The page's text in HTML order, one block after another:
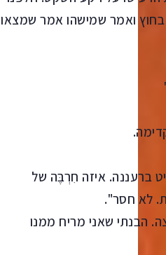
בחוץ ואמר שמישהו אמר שמצאו
ברעננה. איזה חִרְבֶּה של
לא חסר".
הבנתי שאני מריח ממנו